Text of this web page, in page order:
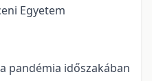
Egyetem
pandémia időszakában